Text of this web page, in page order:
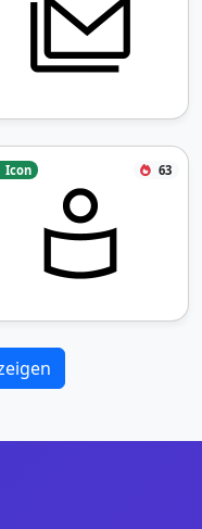
Icon 63